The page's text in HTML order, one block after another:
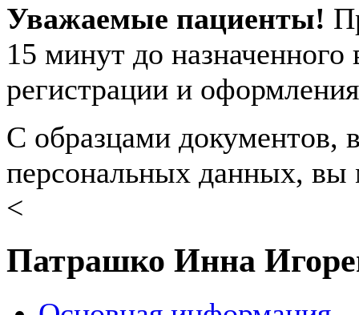
Уважаемые пациенты!
15 минут до
регистрации и
С образцами документов,
персональных данных, вы
<
Патрашко Инна